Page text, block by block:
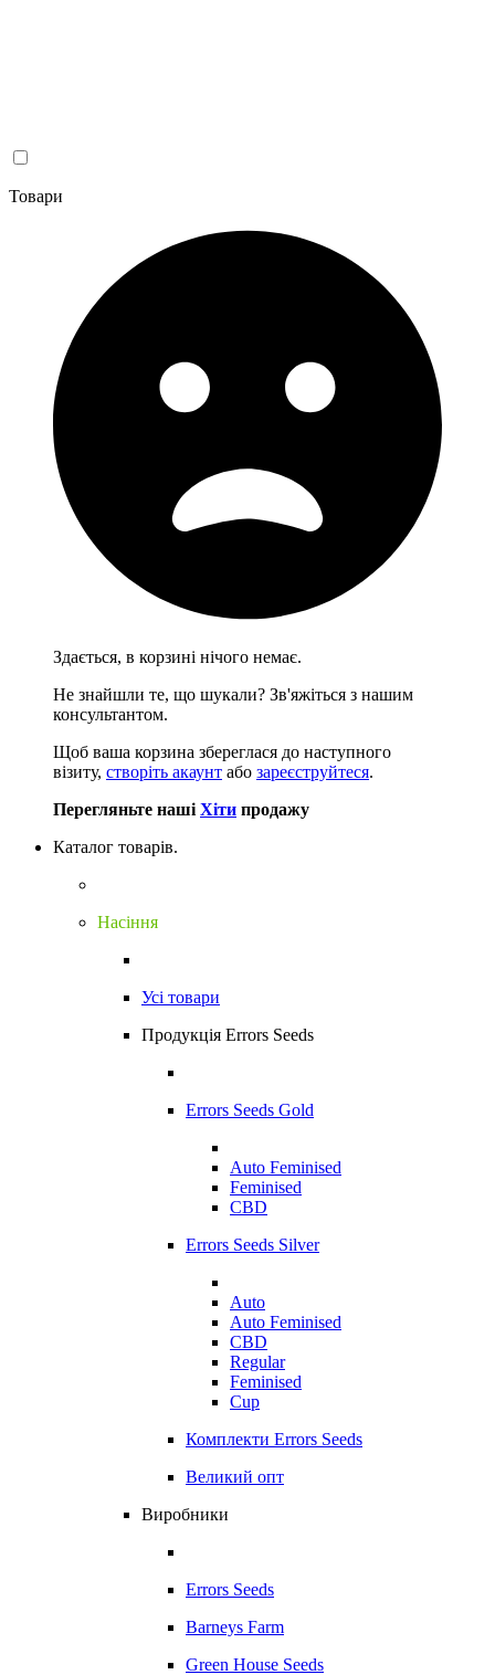
Товари
Здається, в корзині нічого немає.
Не знайшли те, що шукали? Зв'яжіться з нашим
консультантом.
Щоб ваша корзина збереглася до наступного
візиту, створіть акаунт або зареєструйтеся.
Перегляньте наші Хіти продажу
Каталог товарів.
Насіння
Усі товари
Продукція Errors Seeds
Errors Seeds Gold
Auto Feminised
Feminised
CBD
Errors Seeds Silver
Auto
Auto Feminised
CBD
Regular
Feminised
Cup
Комплекти Errors Seeds
Великий опт
Виробники
Errors Seeds
Barneys Farm
Green House Seeds